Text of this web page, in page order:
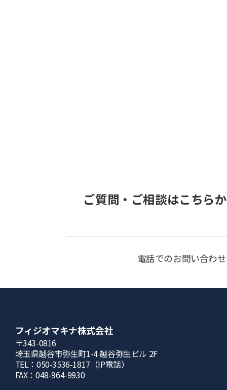
ご質問・ご相談はこちら
電話でのお問い合わ
フィジオマキナ株式会社
〒343-0816
埼⽟県越⾕市弥⽣町1-4 越⾕弥⽣ビル 2F
TEL：050-3536-1817（IP電話）
FAX：048-964-9930